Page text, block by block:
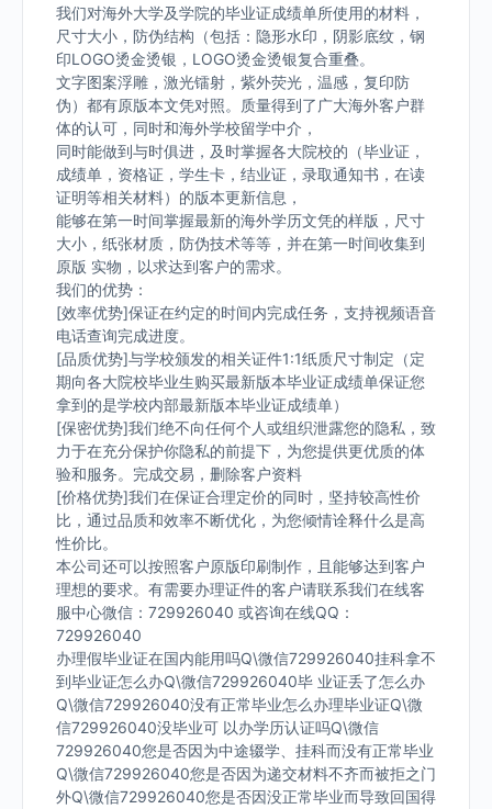
我们对海外大学及学院的毕业证成绩单所使用的材料，
尺寸大小，防伪结构（包括：隐形水印，阴影底纹，钢
印LOGO烫金烫银，LOGO烫金烫银复合重叠。
文字图案浮雕，激光镭射，紫外荧光，温感，复印防
伪）都有原版本文凭对照。质量得到了广大海外客户群
体的认可，同时和海外学校留学中介，
同时能做到与时俱进，及时掌握各大院校的（毕业证，
成绩单，资格证，学生卡，结业证，录取通知书，在读
证明等相关材料）的版本更新信息，
能够在第一时间掌握最新的海外学历文凭的样版，尺寸
大小，纸张材质，防伪技术等等，并在第一时间收集到
原版 实物，以求达到客户的需求。
我们的优势：
[效率优势]保证在约定的时间内完成任务，支持视频语音
电话查询完成进度。
[品质优势]与学校颁发的相关证件1:1纸质尺寸制定（定
期向各大院校毕业生购买最新版本毕业证成绩单保证您
拿到的是学校内部最新版本毕业证成绩单）
[保密优势]我们绝不向任何个人或组织泄露您的隐私，致
力于在充分保护你隐私的前提下，为您提供更优质的体
验和服务。完成交易，删除客户资料
[价格优势]我们在保证合理定价的同时，坚持较高性价
比，通过品质和效率不断优化，为您倾情诠释什么是高
性价比。
本公司还可以按照客户原版印刷制作，且能够达到客户
理想的要求。有需要办理证件的客户请联系我们在线客
服中心微信：729926040 或咨询在线QQ：
729926040
办理假毕业证在国内能用吗Q\微信729926040挂科拿不
到毕业证怎么办Q\微信729926040毕 业证丢了怎么办
Q\微信729926040没有正常毕业怎么办理毕业证Q\微
信729926040没毕业可 以办学历认证吗Q\微信
729926040您是否因为中途辍学、挂科而没有正常毕业
Q\微信729926040您是否因为递交材料不齐而被拒之门
外Q\微信729926040您是否因没正常毕业而导致回国得